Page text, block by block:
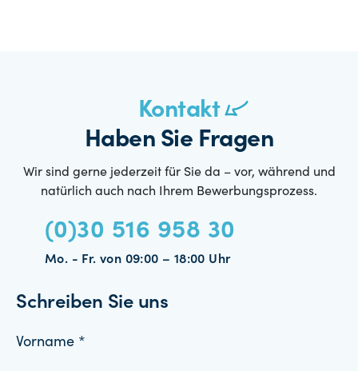
Kontakt
Haben Sie Fragen
Wir sind gerne jederzeit für Sie da – vor, während und
natürlich auch nach Ihrem Bewerbungsprozess.
(0)30 516 958 30
Mo. - Fr. von 09:00 – 18:00 Uhr
Schreiben Sie uns
Vorname *